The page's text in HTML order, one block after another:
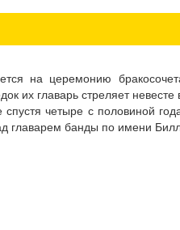
на церемонию
их главарь стреляет
четыре с половиной
главарем банды по имени